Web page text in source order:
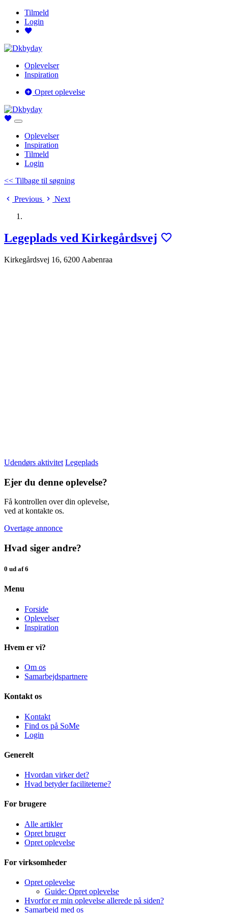
Tilmeld
Login
Oplevelser
Inspiration
Opret oplevelse
Oplevelser
Inspiration
Tilmeld
Login
<< Tilbage til søgning
Previous Next
Legeplads ved Kirkegårdsvej
Kirkegårdsvej 16, 6200 Aabenraa
Udendørs aktivitet Legeplads
Ejer du denne oplevelse?
Få kontrollen over din oplevelse,
ved at kontakte os.
Overtage annonce
Hvad siger andre?
0 ud af 6
Menu
Forside
Oplevelser
Inspiration
Hvem er vi?
Om os
Samarbejdspartnere
Kontakt os
Kontakt
Find os på SoMe
Login
Generelt
Hvordan virker det?
Hvad betyder faciliteterne?
For brugere
Alle artikler
Opret bruger
Opret oplevelse
For virksomheder
Opret oplevelse
Guide: Opret oplevelse
Hvorfor er min oplevelse allerede på siden?
Samarbejd med os